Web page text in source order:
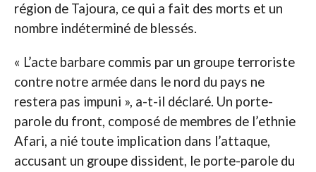
région de Tajoura, ce qui a fait des morts et un
nombre indéterminé de blessés.
« L’acte barbare commis par un groupe terroriste
contre notre armée dans le nord du pays ne
restera pas impuni », a-t-il déclaré. Un porte-
parole du front, composé de membres de l’ethnie
Afari, a nié toute implication dans l’attaque,
accusant un groupe dissident, le porte-parole du